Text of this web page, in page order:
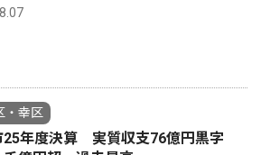
・幸区
25年度決算 実質収支76億円黒字